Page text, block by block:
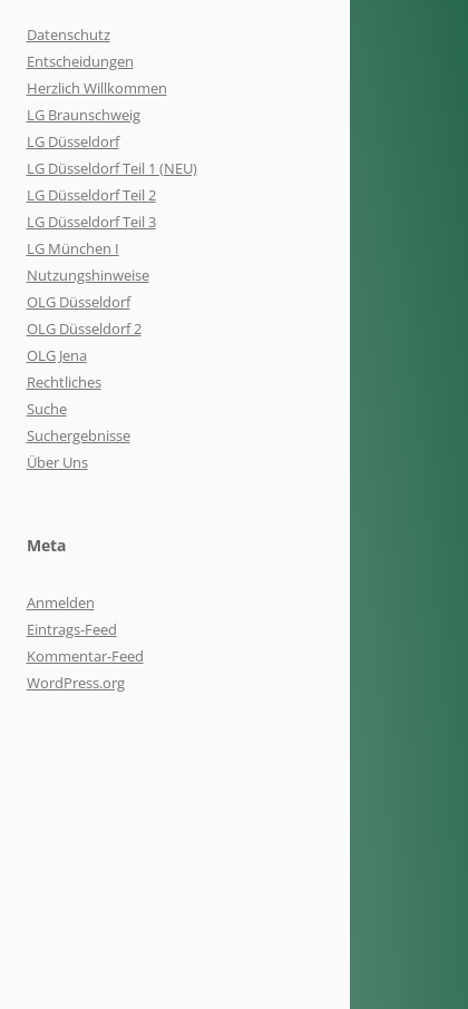
Datenschutz
Entscheidungen
Herzlich Willkommen
LG Braunschweig
LG Düsseldorf
LG Düsseldorf Teil 1 (NEU)
LG Düsseldorf Teil 2
LG Düsseldorf Teil 3
LG München I
Nutzungshinweise
OLG Düsseldorf
OLG Düsseldorf 2
OLG Jena
Rechtliches
Suche
Suchergebnisse
Über Uns
Meta
Anmelden
Eintrags-Feed
Kommentar-Feed
WordPress.org